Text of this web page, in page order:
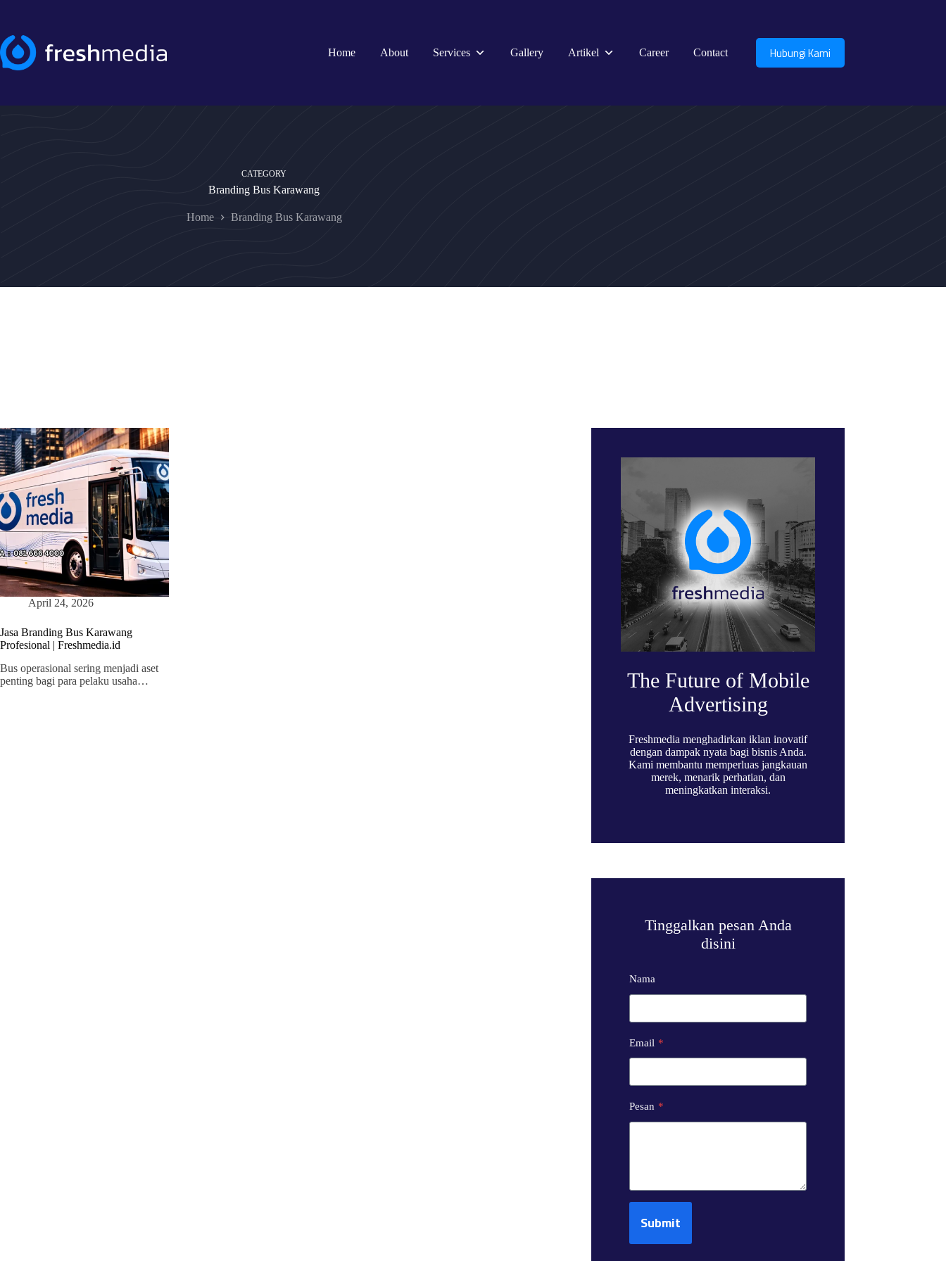
Home
About Services Gallery Artikel Career Contact Hubungi Kami
CATEGORY
Branding Bus Karawang
Home Branding Bus Karawang
April 24, 2026
Jasa Branding Bus Karawang
Profesional | Freshmedia.id
Bus operasional sering menjadi aset
penting bagi para pelaku usaha…
The Future of Mobile
Advertising
Freshmedia menghadirkan iklan inovatif
dengan dampak nyata bagi bisnis Anda.
Kami membantu memperluas jangkauan
merek, menarik perhatian, dan
meningkatkan interaksi.
Tinggalkan pesan Anda
disini
Nama
Email *
Pesan *
Submit